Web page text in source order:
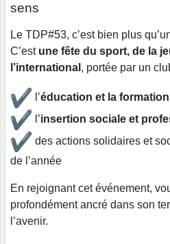
sens
Le TDP#53, c’est bien plus
C’est une fête du sport, de la
l’international , portée par un
l’éducation et la formation
l’insertion sociale et
des actions solidaires et
de l’année
En rejoignant cet événement,
profondément ancré dans son
l’avenir.